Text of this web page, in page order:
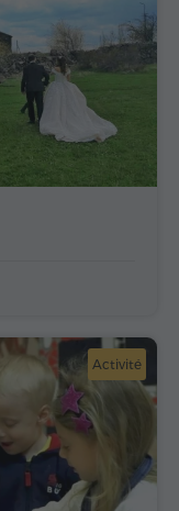
Activité